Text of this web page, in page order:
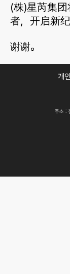
(株)星芮集
者，开启新纪
谢谢。
개
주소 :